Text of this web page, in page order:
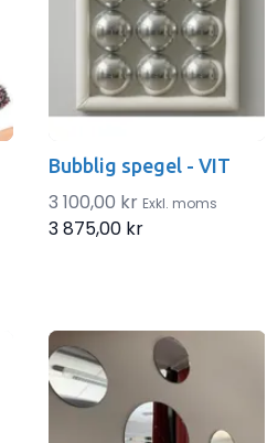
Bubblig spegel - VIT
3 100,00 kr Exkl. moms
3 875,00 kr